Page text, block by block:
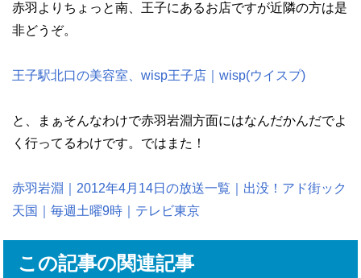
赤羽よりちょっと南、王子にあるお店ですが近隣の方は是
非どうぞ。
王子駅北口の美容室、wisp王子店｜wisp(ウイスプ)
と、まぁそんなわけで赤羽岩淵方面にはなんだかんだでよ
く行ってるわけです。ではまた！
赤羽岩淵｜2012年4月14日の放送一覧｜出没！アド街ック
天国｜毎週土曜9時｜テレビ東京
この記事の関連記事